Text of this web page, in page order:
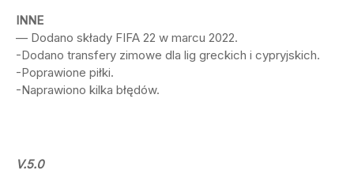
INNE
— Dodano składy FIFA 22 w marcu 2022.
-Dodano transfery zimowe dla lig greckich i cypryjskich.
-Poprawione piłki.
-Naprawiono kilka błędów.
V.5.0